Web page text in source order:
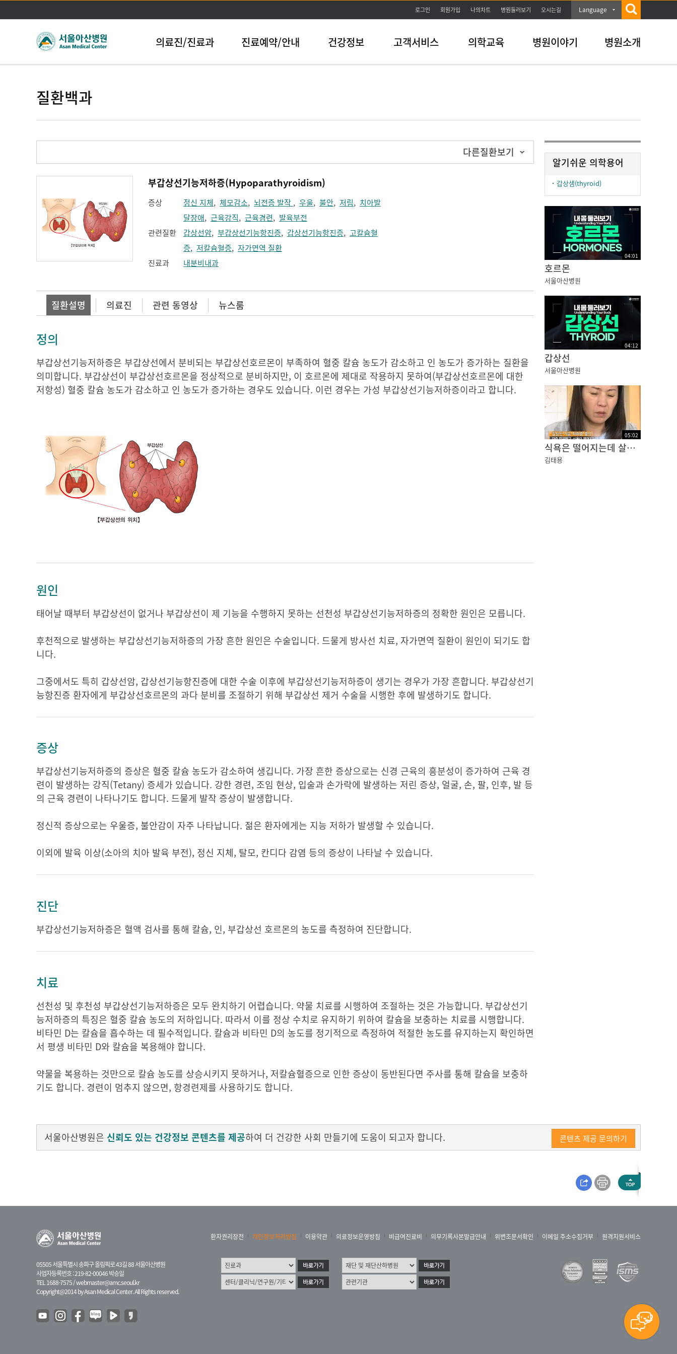
본문바로가기
로그인 회원가입 나의차트 병원둘러보기 오시는길 Language
의료진/진료과 진료예약/안내 건강정보 고객서비스 의학교육 병원이야기 병원소개
질환백과
다른질환보기
부갑상선기능저하증(Hypoparathyroidism)
증상 정신 지체, 체모감소, 뇌전증 발작 , 우울, 불안, 저림, 치아발
달장애, 근육강직, 근육경련, 발육부전
관련질환
갑상선암, 부갑상선기능항진증, 갑상선기능항진증, 고칼슘혈
증, 저칼슘혈증, 자가면역 질환
진료과
내분비내과
질환설명 의료진 관련 동영상 뉴스룸
정의
부갑상선기능저하증은 부갑상선에서 분비되는 부갑상선호르몬이 부족하여 혈중 칼슘 농도가 감소하고 인 농도가 증가하는 질환을
의미합니다. 부갑상선이 부갑상선호르몬을 정상적으로 분비하지만, 이 호르몬에 제대로 작용하지 못하여(부갑상선호르몬에 대한
저항성) 혈중 칼슘 농도가 감소하고 인 농도가 증가하는 경우도 있습니다. 이런 경우는 가성 부갑상선기능저하증이라고 합니다.
원인
태어날 때부터 부갑상선이 없거나 부갑상선이 제 기능을 수행하지 못하는 선천성 부갑상선기능저하증의 정확한 원인은 모릅니다.
후천적으로 발생하는 부갑상선기능저하증의 가장 흔한 원인은 수술입니다. 드물게 방사선 치료, 자가면역 질환이 원인이 되기도 합
니다.
그중에서도 특히 갑상선암, 갑상선기능항진증에 대한 수술 이후에 부갑상선기능저하증이 생기는 경우가 가장 흔합니다. 부갑상선기
능항진증 환자에게 부갑상선호르몬의 과다 분비를 조절하기 위해 부갑상선 제거 수술을 시행한 후에 발생하기도 합니다.
증상
부갑상선기능저하증의 증상은 혈중 칼슘 농도가 감소하여 생깁니다. 가장 흔한 증상으로는 신경 근육의 흥분성이 증가하여 근육 경
련이 발생하는 강직(Tetany) 증세가 있습니다. 강한 경련, 조임 현상, 입술과 손가락에 발생하는 저린 증상, 얼굴, 손, 팔, 인후, 발 등
의 근육 경련이 나타나기도 합니다. 드물게 발작 증상이 발생합니다.
정신적 증상으로는 우울증, 불안감이 자주 나타납니다. 젊은 환자에게는 지능 저하가 발생할 수 있습니다.
이외에 발육 이상(소아의 치아 발육 부전), 정신 지체, 탈모, 칸디다 감염 등의 증상이 나타날 수 있습니다.
진단
부갑상선기능저하증은 혈액 검사를 통해 칼슘, 인, 부갑상선 호르몬의 농도를 측정하여 진단합니다.
치료
선천성 및 후천성 부갑상선기능저하증은 모두 완치하기 어렵습니다. 약물 치료를 시행하여 조절하는 것은 가능합니다. 부갑상선기
능저하증의 특징은 혈중 칼슘 농도의 저하입니다. 따라서 이를 정상 수치로 유지하기 위하여 칼슘을 보충하는 치료를 시행합니다.
비타민 D는 칼슘을 흡수하는 데 필수적입니다. 칼슘과 비타민 D의 농도를 정기적으로 측정하여 적절한 농도를 유지하는지 확인하면
서 평생 비타민 D와 칼슘을 복용해야 합니다.
약물을 복용하는 것만으로 칼슘 농도를 상승시키지 못하거나, 저칼슘혈증으로 인한 증상이 동반된다면 주사를 통해 칼슘을 보충하
기도 합니다. 경련이 멈추지 않으면, 항경련제를 사용하기도 합니다.
알기쉬운 의학용어
갑상샘(thyroid)
04:01
호르몬
서울아산병원
04:12
갑상선
서울아산병원
05:02
식욕은 떨어지는데 살이 자꾸만 찐다면??
김태용
서울아산병원은 신뢰도 있는 건강정보 콘텐츠를 제공하여 더 건강한 사회 만들기에 도움이 되고자 합니다. 콘텐츠 제공 문의하기
05505 서울특별시 송파구 올림픽로 43길 88 서울아산병원
사업자등록번호 : 219-82-00046 박승일
TEL 1688-7575 /webmaster@amc.seoul.kr
Copyright@2014 by Asan Medical Center. All Rights reserved.
환자권리장전 개인정보처리방침 이용약관 의료정보운영방침 비급여진료비 의무기록사본발급안내 위변조문서확인 이메일 주소수집거부 원격지원서비스